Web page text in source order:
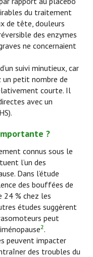
du traitement
de tête, douleurs
des enzymes
ne concernaient
suivi minutieux, car
un petit nombre de
courte. Il
avec un
?
connus sous le
l’un des
Dans l’étude
des bouffées de
24 % chez les
études suggèrent
peut
2.
peuvent impacter
des troubles du